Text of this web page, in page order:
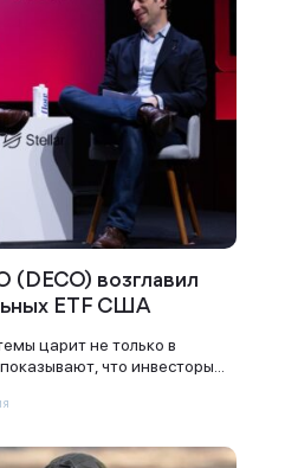
(DECO) возглавил
ETF США
царит не только в
что инвесторы...